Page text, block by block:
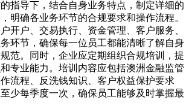
指导下，结合自身业务特点，制定详细的
明确各业务环节的合规要求和操作流程。
开户、交易执行、资金管理、客户服务、
环节，确保每一位员工都能清晰了解自身
范。同时，企业应定期组织合规培训，提
专业能力。培训内容应包括澳洲金融监管
流程、反洗钱知识、客户权益保护要求
少每季度一次，确保员工能够及时掌握最